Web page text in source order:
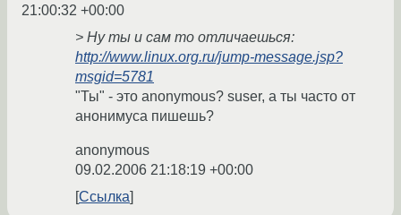
21:00:32 +00:00
> Ну ты и сам то отличаешься:
http://www.linux.org.ru/jump-message.jsp?
msgid=5781
"Ты" - это anonymous? suser, а ты часто от
анонимуса пишешь?
anonymous
09.02.2006 21:18:19 +00:00
Ссылка